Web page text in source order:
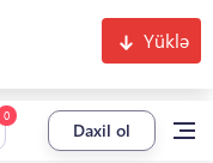
Yüklə
Daxil ol